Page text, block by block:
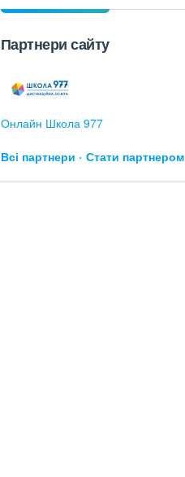
Партнери сайту
Онлайн Школа 977
Всі партнери Стати партнером